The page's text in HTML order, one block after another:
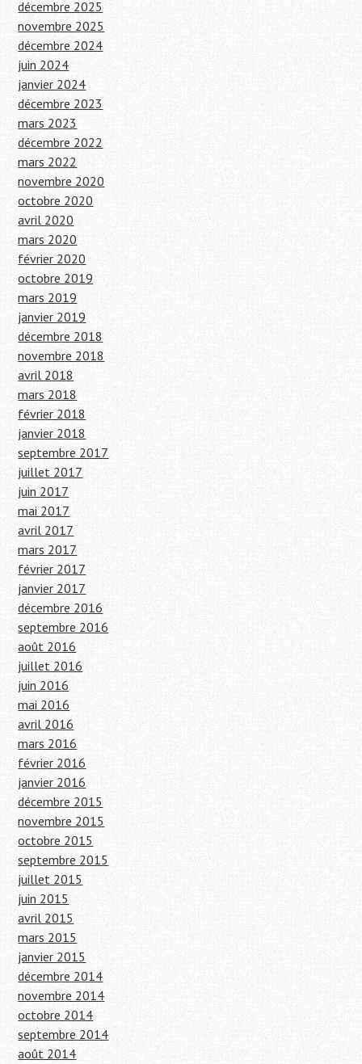
décembre 2025
novembre 2025
décembre 2024
juin 2024
janvier 2024
décembre 2023
mars 2023
décembre 2022
mars 2022
novembre 2020
octobre 2020
avril 2020
mars 2020
février 2020
octobre 2019
mars 2019
janvier 2019
décembre 2018
novembre 2018
avril 2018
mars 2018
février 2018
janvier 2018
septembre 2017
juillet 2017
juin 2017
mai 2017
avril 2017
mars 2017
février 2017
janvier 2017
décembre 2016
septembre 2016
août 2016
juillet 2016
juin 2016
mai 2016
avril 2016
mars 2016
février 2016
janvier 2016
décembre 2015
novembre 2015
octobre 2015
septembre 2015
juillet 2015
juin 2015
avril 2015
mars 2015
janvier 2015
décembre 2014
novembre 2014
octobre 2014
septembre 2014
août 2014